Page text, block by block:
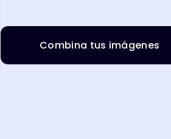
Combina tus imágenes